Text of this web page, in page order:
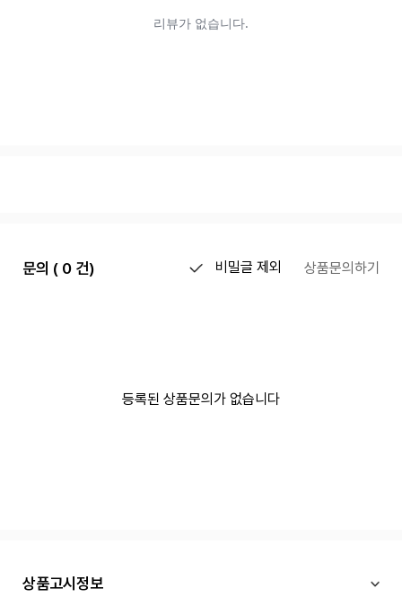
문의 ( 0 건) 비밀글 제외 상품문의하기
등록된 상품문의가 없습니다
상품고시정보